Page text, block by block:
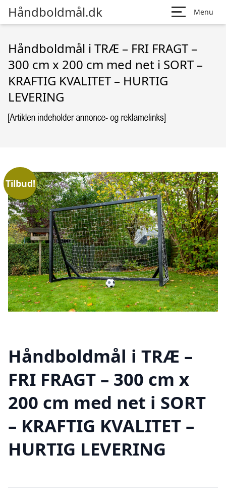
Håndboldmål.dk Menu
Håndboldmål i TRÆ – FRI FRAGT –
300 cm x 200 cm med net i SORT –
KRAFTIG KVALITET – HURTIG
LEVERING
Tilbud!
Håndboldmål i TRÆ –
FRI FRAGT – 300 cm x
200 cm med net i SORT
– KRAFTIG KVALITET –
HURTIG LEVERING